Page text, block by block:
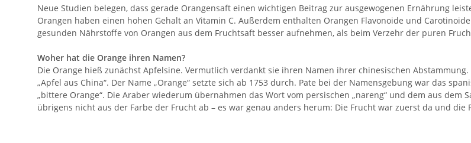
Neue Studien belegen, dass gerade Orangensaft einen wichtigen Beitrag zur ausgewogenen Ernährung
Orangen haben einen hohen Gehalt an Vitamin C. Außerdem enthalten Orangen Flavonoide und
gesunden Nährstoffe von Orangen aus dem Fruchtsaft besser aufnehmen, als beim Verzehr der puren
Woher hat die Orange ihren Namen?
Die Orange hieß zunächst Apfelsine. Vermutlich verdankt sie ihren Namen ihrer chinesischen
„Apfel aus China“. Der Name „Orange“ setzte sich ab 1753 durch. Pate bei der Namensgebung war das
„bittere Orange“. Die Araber wiederum übernahmen das Wort vom persischen „nareng“ und dem aus dem
übrigens nicht aus der Farbe der Frucht ab – es war genau anders herum: Die Frucht war zuerst da und